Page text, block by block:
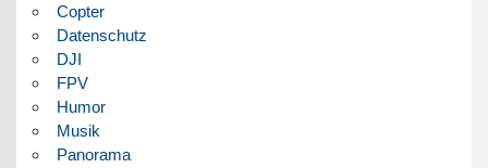
Copter
Datenschutz
DJI
FPV
Humor
Musik
Panorama